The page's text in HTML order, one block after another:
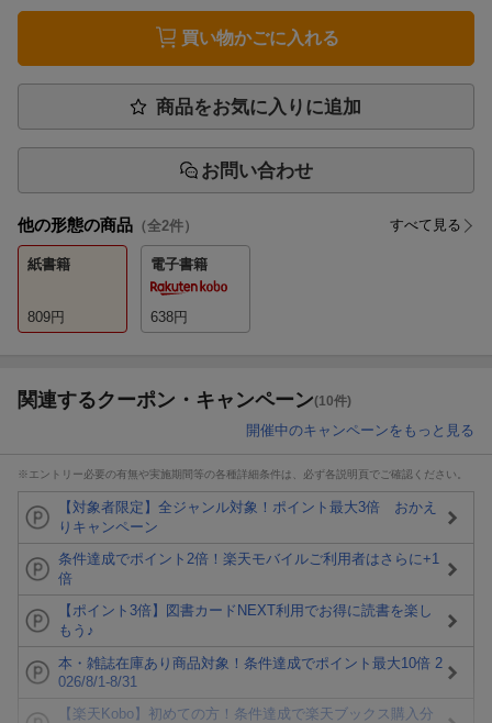
買い物かごに入れる
商品をお気に入りに追加
お問い合わせ
他の形態の商品 （全2件） すべて見る
紙書籍
809円
電子書籍
638円
関連するクーポン・キャンペーン(10件)
開催中のキャンペーンをもっと見る
※エントリー必要の有無や実施期間等の各種詳細条件は、必ず各説明頁でご確認ください。
【対象者限定】全ジャンル対象！ポイント最大3倍 おかえ
りキャンペーン
条件達成でポイント2倍！楽天モバイルご利用者はさらに+1
倍
【ポイント3倍】図書カードNEXT利用でお得に読書を楽し
もう♪
本・雑誌在庫あり商品対象！条件達成でポイント最大10倍 2
026/8/1-8/31
【楽天Kobo】初めての方！条件達成で楽天ブックス購入分